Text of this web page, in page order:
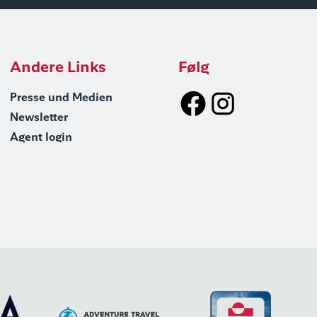
Andere Links
Presse und Medien
Newsletter
Agent login
Følg